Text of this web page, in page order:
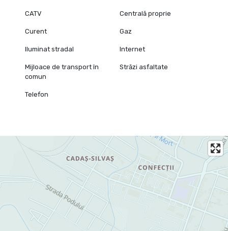
CATV Centrală proprie
Curent Gaz
Iluminat stradal Internet
Mijloace de transport în
comun
Străzi asfaltate
Telefon